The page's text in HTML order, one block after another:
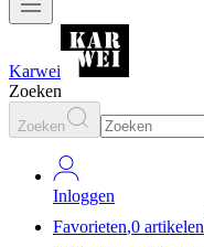
Karwei
Zoeken
Zoeken
Inloggen
Favorieten,0 artikelen